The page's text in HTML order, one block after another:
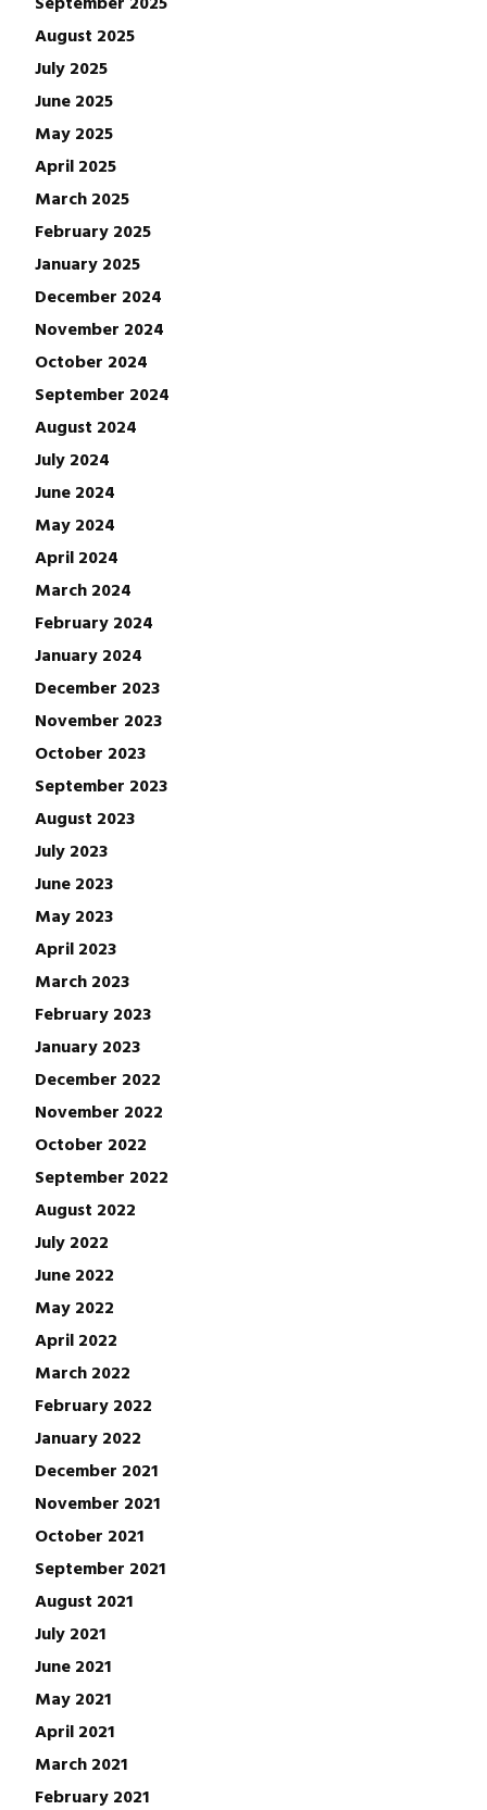
August 2025
July 2025
June 2025
May 2025
April 2025
March 2025
February 2025
January 2025
December 2024
November 2024
October 2024
September 2024
August 2024
July 2024
June 2024
May 2024
April 2024
March 2024
February 2024
January 2024
December 2023
November 2023
October 2023
September 2023
August 2023
July 2023
June 2023
May 2023
April 2023
March 2023
February 2023
January 2023
December 2022
November 2022
October 2022
September 2022
August 2022
July 2022
June 2022
May 2022
April 2022
March 2022
February 2022
January 2022
December 2021
November 2021
October 2021
September 2021
August 2021
July 2021
June 2021
May 2021
April 2021
March 2021
February 2021